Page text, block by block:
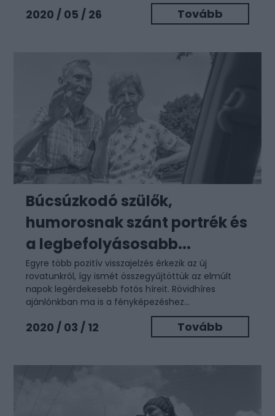
2020 / 05 / 26 Tovább
Búcsúzkodó szülők,
humorosnak szánt portrék és
a legbefolyásosabb...
Egyre több pozitív visszajelzés érkezik az új
rovatunkról, így ismét összegyűjtöttük az elmúlt
napok legérdekesebb fotós híreit. Rövidhíres
ajánlónkban ma is a fényképezéshez...
2020 / 03 / 12 Tovább